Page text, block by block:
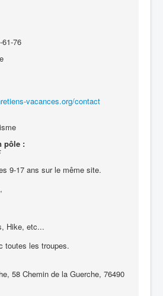
61-76
vacances.org/contact
pôle :
9-17 ans sur le même site.
Hike, etc...
toutes les troupes.
58 Chemin de la Guerche, 76490